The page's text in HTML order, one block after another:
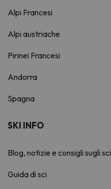
Alpi Francesi
Alpi austriache
Pirinei Francesi
Andorra
Spagna
SKI INFO
Blog, notizie e consigli sugli sci
Guida di sci